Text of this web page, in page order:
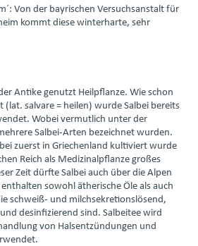
Von der bayrischen Versuchsanstalt für
kommt diese winterharte, sehr
Antike genutzt Heilpflanze. Wie schon
(lat. salvare = heilen) wurde Salbei bereits
Wobei vermutlich unter der
Salbei-Arten bezeichnet wurden.
zuerst in Griechenland kultiviert wurde
Reich als Medizinalpflanze großes
Zeit dürfte Salbei auch über die Alpen
sowohl ätherische Öle als auch
schweiß- und milchsekretionslösend,
desinfizierend sind. Salbeitee wird
von Halsentzündungen und